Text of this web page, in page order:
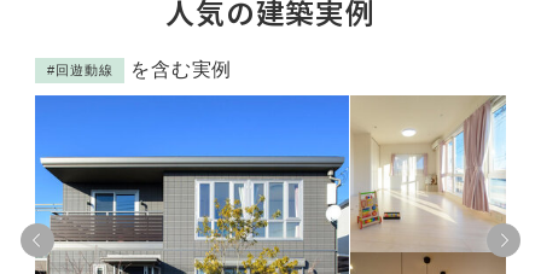
人気の建築実例
#回遊動線 を含む実例